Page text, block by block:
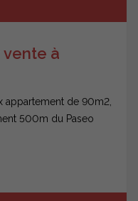
à
appartement de 90m2,
500m du Paseo